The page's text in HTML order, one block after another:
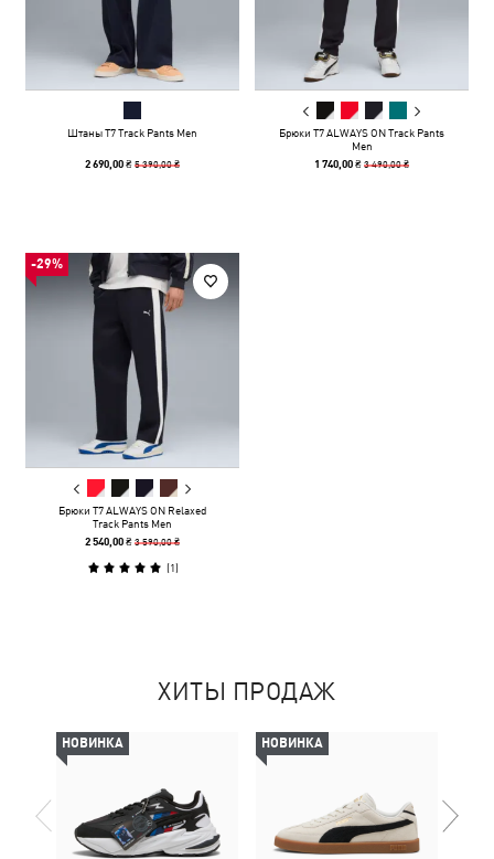
Штаны T7 Track Pants Men
2 690,00 ₴5 390,00 ₴
Брюки T7 ALWAYS ON Track Pants
Men
1 740,00 ₴3 490,00 ₴
-29%
Брюки T7 ALWAYS ON Relaxed
Track Pants Men
2 540,00 ₴3 590,00 ₴
(1)
ХИТЫ ПРОДАЖ
НОВИНКА НОВИНКА